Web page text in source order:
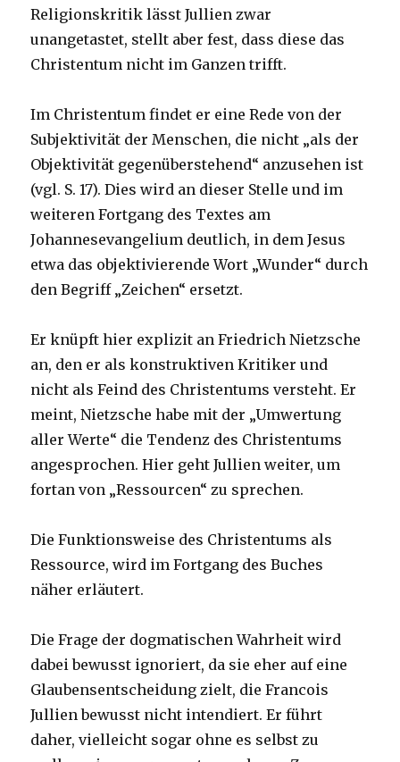
Religionskritik lässt Jullien zwar
unangetastet, stellt aber fest, dass diese das
Christentum nicht im Ganzen trifft.
Im Christentum findet er eine Rede von der
Subjektivität der Menschen, die nicht „als der
Objektivität gegenüberstehend“ anzusehen ist
(vgl. S. 17). Dies wird an dieser Stelle und im
weiteren Fortgang des Textes am
Johannesevangelium deutlich, in dem Jesus
etwa das objektivierende Wort „Wunder“ durch
den Begriff „Zeichen“ ersetzt.
Er knüpft hier explizit an Friedrich Nietzsche
an, den er als konstruktiven Kritiker und
nicht als Feind des Christentums versteht. Er
meint, Nietzsche habe mit der „Umwertung
aller Werte“ die Tendenz des Christentums
angesprochen. Hier geht Jullien weiter, um
fortan von „Ressourcen“ zu sprechen.
Die Funktionsweise des Christentums als
Ressource, wird im Fortgang des Buches
näher erläutert.
Die Frage der dogmatischen Wahrheit wird
dabei bewusst ignoriert, da sie eher auf eine
Glaubensentscheidung zielt, die Francois
Jullien bewusst nicht intendiert. Er führt
daher, vielleicht sogar ohne es selbst zu